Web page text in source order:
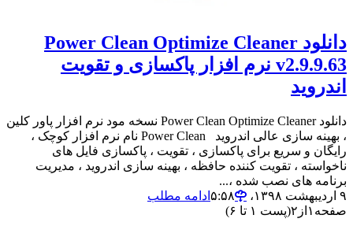
دانلود Power Clean Optimize Cleaner
v2.9.9.63 نرم افزار پاکسازی و تقویت
اندروید
دانلود Power Clean Optimize Cleaner نسخه مود نرم افزار پاور کلین
، بهینه سازی عالی اندروید Power Clean نام نرم افزار کوچک ،
رایگان و سریع برای پاکسازی ، تقویت ، پاکسازی فایل های
ناخواسته ، تقویت کننده حافظه ، بهینه سازی اندروید ، مدیریت
برنامه های نصب شده ،...
۹ اردیبهشت ۱۳۹۸،‏ ۵:۵۸
ادامه مطلب
صفحه ۱ از ۲(پست ۱ تا ۶)